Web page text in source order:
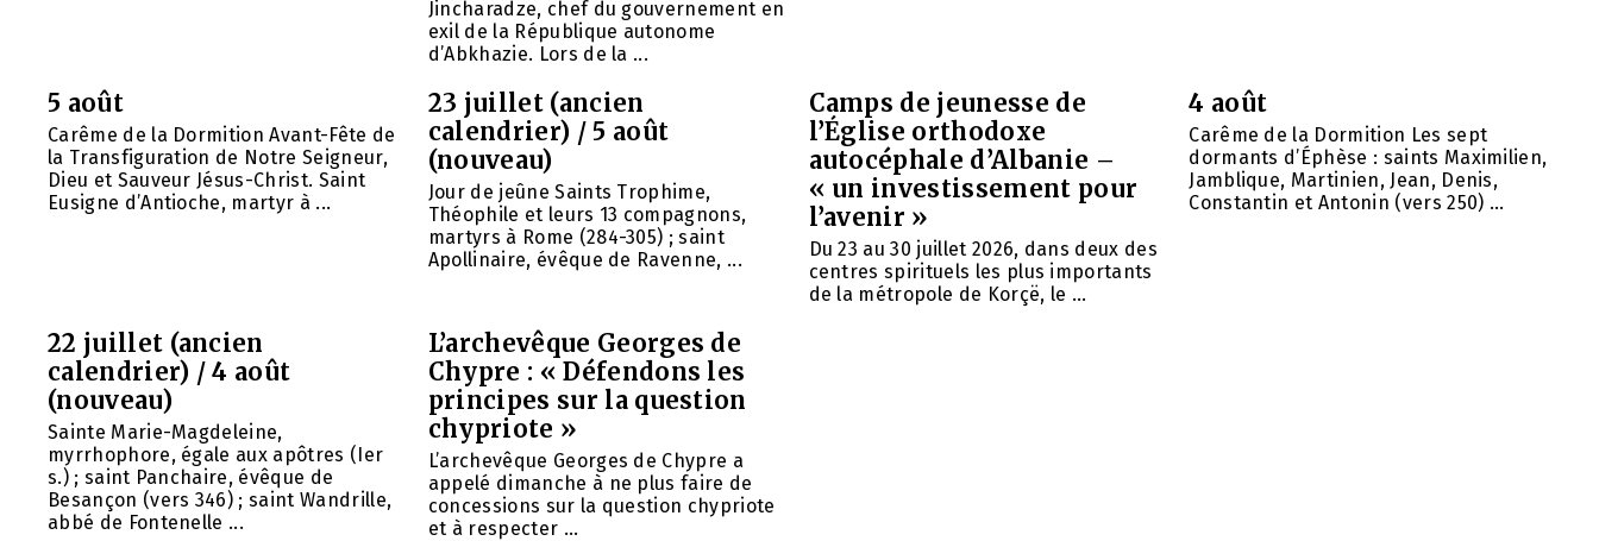
Jincharadze, chef du gouvernement en
exil de la République autonome
d’Abkhazie. Lors de la ...
5 août
Carême de la Dormition Avant-Fête de
la Transfiguration de Notre Seigneur,
Dieu et Sauveur Jésus-Christ. Saint
Eusigne d’Antioche, martyr à ...
23 juillet (ancien
calendrier) / 5 août
(nouveau)
Jour de jeûne Saints Trophime,
Théophile et leurs 13 compagnons,
martyrs à Rome (284-305) ; saint
Apollinaire, évêque de Ravenne, ...
Camps de jeunesse de
l’Église orthodoxe
autocéphale d’Albanie –
« un investissement pour
l’avenir »
Du 23 au 30 juillet 2026, dans deux des
centres spirituels les plus importants
de la métropole de Korçë, le ...
4 août
Carême de la Dormition Les sept
dormants d’Éphèse : saints Maximilien,
Jamblique, Martinien, Jean, Denis,
Constantin et Antonin (vers 250) ...
22 juillet (ancien
calendrier) / 4 août
(nouveau)
Sainte Marie-Magdeleine,
myrrhophore, égale aux apôtres (Ier
s.) ; saint Panchaire, évêque de
Besançon (vers 346) ; saint Wandrille,
abbé de Fontenelle ...
L’archevêque Georges de
Chypre : « Défendons les
principes sur la question
chypriote »
L’archevêque Georges de Chypre a
appelé dimanche à ne plus faire de
concessions sur la question chypriote
et à respecter ...